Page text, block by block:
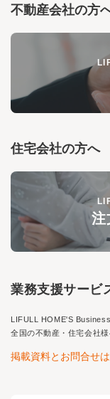
不動産会社の方
住宅会社の方へ
注
業務支援サービ
LIFULL HOME'S
全国の不動産・住宅会社
掲載資料とお問合せ